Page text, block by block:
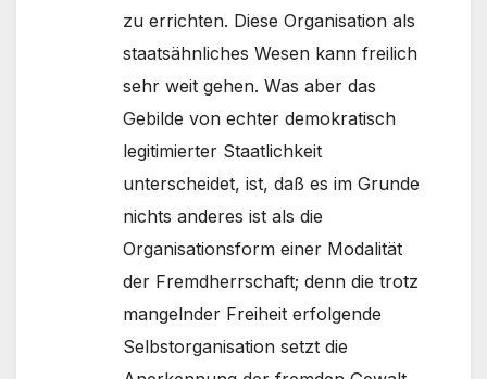
zu errichten. Diese Organisation als
staatsähnliches Wesen kann freilich
sehr weit gehen. Was aber das
Gebilde von echter demokratisch
legitimierter Staatlichkeit
unterscheidet, ist, daß es im Grunde
nichts anderes ist als die
Organisationsform einer Modalität
der Fremdherrschaft; denn die trotz
mangelnder Freiheit erfolgende
Selbstorganisation setzt die